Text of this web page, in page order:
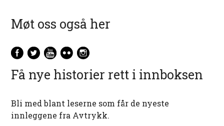
Møt oss også her
Få nye historier rett i innboksen
Bli med blant leserne som får de nyeste
innleggene fra Avtrykk.